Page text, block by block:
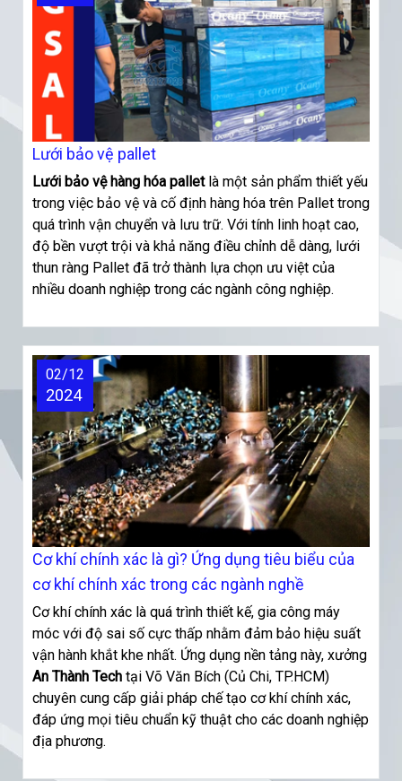
Lưới bảo vệ pallet
Lưới bảo vệ hàng hóa palletlà một sản phẩm thiết yếu
trong việc bảo vệ và cố định hàng hóa trên Pallet trong
quá trình vận chuyển và lưu trữ. Với tính linh hoạt cao,
độ bền vượt trội và khả năng điều chỉnh dễ dàng, lưới
thun ràng Pallet đã trở thành lựa chọn ưu việt của
nhiều doanh nghiệp trong các ngành công nghiệp.
Cơ khí chính xác là gì? Ứng dụng tiêu biểu của
cơ khí chính xác trong các ngành nghề
02/12
2024
Cơ khí chính xác là quá trình thiết kế, gia công máy
móc với độ sai số cực thấp nhằm đảm bảo hiệu suất
vận hành khắt khe nhất. Ứng dụng nền tảng này, xưởng
An Thành Tech tại Võ Văn Bích (Củ Chi, TP.HCM)
chuyên cung cấp giải pháp chế tạo cơ khí chính xác,
đáp ứng mọi tiêu chuẩn kỹ thuật cho các doanh nghiệp
địa phương.